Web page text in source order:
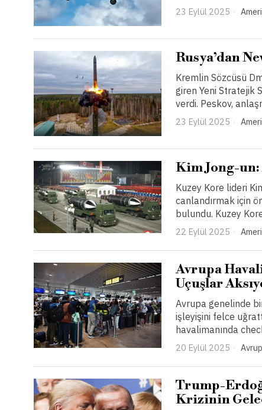
23 Eylül 2025
Rusya’dan
Kremlin Sözcüsü
giren Yeni Stratejik
verdi. Peskov,
23 Eylül 2025
Kim Jong-
Kuzey Kore lideri
canlandırmak için
bulundu. Kuzey
22 Eylül 2025
Avrupa
Uçuşlar
Avrupa genelinde
işleyişini felce
havalimanında
20 Eylül 2025
Trump-
Krizinin